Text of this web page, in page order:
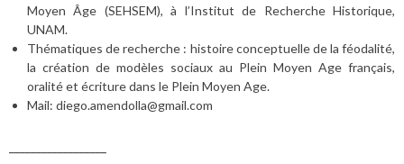
Moyen Âge (SEHSEM), à l’Institut de Recherche Historique,
UNAM.
Thématiques de recherche : histoire conceptuelle de la féodalité,
la création de modèles sociaux au Plein Moyen Age français,
oralité et écriture dans le Plein Moyen Age.
Mail: diego.amendolla@gmail.com